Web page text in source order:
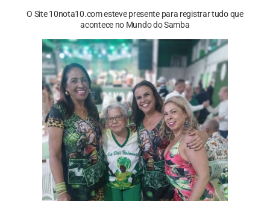
O Site 10nota10.com esteve presente para registrar tudo que
acontece no Mundo do Samba